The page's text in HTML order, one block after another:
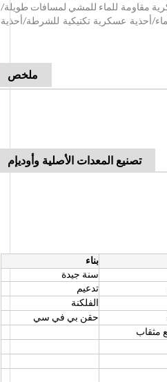
مقاومة للماء للمشي لمسافات طويلة/
أحذية عسكرية تكتيكية للشرطة/أحذية
ملخص
تصنيع المعدات الأصلية وأوديإم
بناء
سنة جيدة
تدعيم
الفلكنة
حقن بي في سي
مثقاب